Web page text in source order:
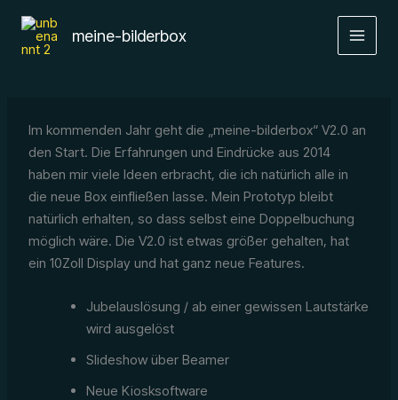
Inhalt
springen
meine-bilderbox
Im kommenden Jahr geht die „meine-bilderbox“ V2.0 an
den Start. Die Erfahrungen und Eindrücke aus 2014
haben mir viele Ideen erbracht, die ich natürlich alle in
die neue Box einfließen lasse. Mein Prototyp bleibt
natürlich erhalten, so dass selbst eine Doppelbuchung
möglich wäre. Die V2.0 ist etwas größer gehalten, hat
ein 10Zoll Display und hat ganz neue Features.
Jubelauslösung / ab einer gewissen Lautstärke
wird ausgelöst
Slideshow über Beamer
Neue Kiosksoftware